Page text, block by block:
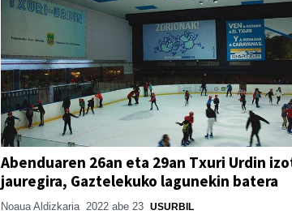
Abenduaren 26an eta 29an Txuri Urdin
jauregira, Gaztelekuko lagunekin batera
Noaua Aldizkaria 2022 abe 23 USURBIL